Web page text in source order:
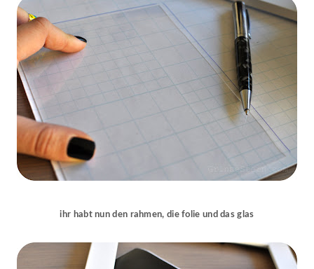
ihr habt nun den rahmen, die folie und das glas